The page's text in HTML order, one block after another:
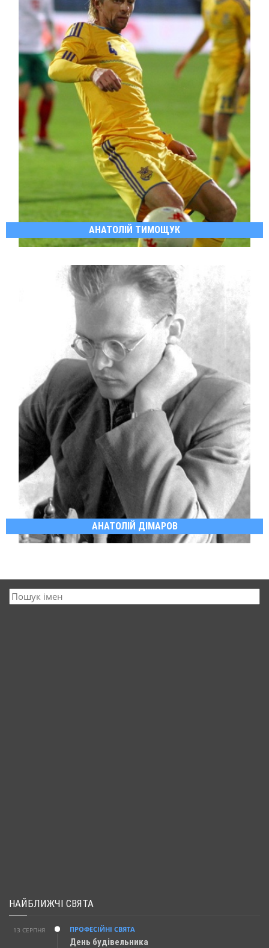
АНАТОЛІЙ ТИМОЩУК
АНАТОЛІЙ ДІМАРОВ
НАЙБЛИЖЧІ СВЯТА
13 СЕРПНЯ ПРОФЕСІЙНІ СВЯТА
День будівельника